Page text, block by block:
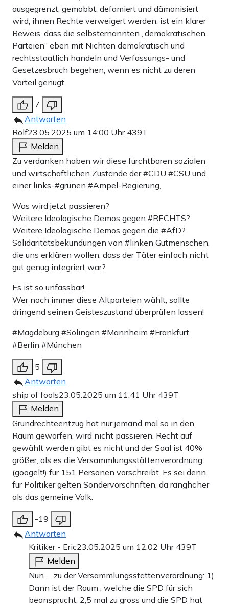
ausgegrenzt, gemobbt, defamiert und dämonisiert
wird, ihnen Rechte verweigert werden, ist ein klarer
Beweis, dass die selbsternannten „demokratischen
Parteien“ eben mit Nichten demokratisch und
rechtsstaatlich handeln und Verfassungs- und
Gesetzesbruch begehen, wenn es nicht zu deren
Vorteil genügt.
7
Antworten
Rolf23.05.2025 um 14:00 Uhr 439T
Melden
Zu verdanken haben wir diese furchtbaren sozialen
und wirtschaftlichen Zustände der #CDU #CSU und
einer links-#grünen #Ampel-Regierung,
Was wird jetzt passieren?
Weitere Ideologische Demos gegen #RECHTS?
Weitere Ideologische Demos gegen die #AfD?
Solidaritätsbekundungen von #linken Gutmenschen,
die uns erklären wollen, dass der Täter einfach nicht
gut genug integriert war?
Es ist so unfassbar!
Wer noch immer diese Altparteien wählt, sollte
dringend seinen Geisteszustand überprüfen lassen!
#Magdeburg #Solingen #Mannheim #Frankfurt
#Berlin #München
5
Antworten
ship of fools23.05.2025 um 11:41 Uhr 439T
Melden
Grundrechteentzug hat nur jemand mal so in den
Raum geworfen, wird nicht passieren. Recht auf
gewählt werden gibt es nicht und der Saal ist 40%
größer, als es die Versammlungsstättenverordnung
(googelt!) für 151 Personen vorschreibt. Es sei denn
für Politiker gelten Sondervorschriften, da ranghöher
als das gemeine Volk.
-19
Antworten
Kritiker - Eric23.05.2025 um 12:02 Uhr 439T
Melden
Nun … zu der Versammlungsstättenverordnung: 1)
Dann ist der Raum , welche die SPD für sich
beansprucht, 2,5 mal zu gross und die SPD hat